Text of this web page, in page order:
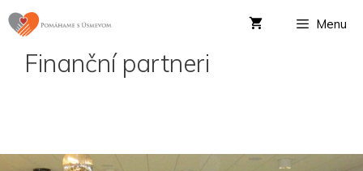
Menu
Finanční partneri